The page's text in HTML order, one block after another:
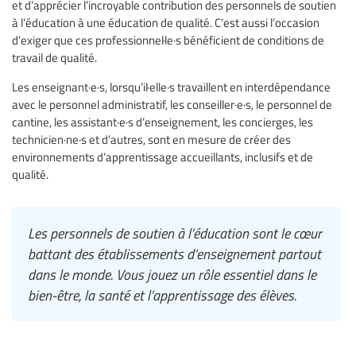
et d’apprécier l’incroyable contribution des personnels de soutien
à l’éducation à une éducation de qualité. C’est aussi l’occasion
d’exiger que ces professionnel·le·s bénéficient de conditions de
travail de qualité.
Les enseignant·e·s, lorsqu’il·elle·s travaillent en interdépendance
avec le personnel administratif, les conseiller·e·s, le personnel de
cantine, les assistant·e·s d’enseignement, les concierges, les
technicien·ne·s et d’autres, sont en mesure de créer des
environnements d’apprentissage accueillants, inclusifs et de
qualité.
Les personnels de soutien à l’éducation sont le cœur
battant des établissements d’enseignement partout
dans le monde. Vous jouez un rôle essentiel dans le
bien-être, la santé et l’apprentissage des élèves.